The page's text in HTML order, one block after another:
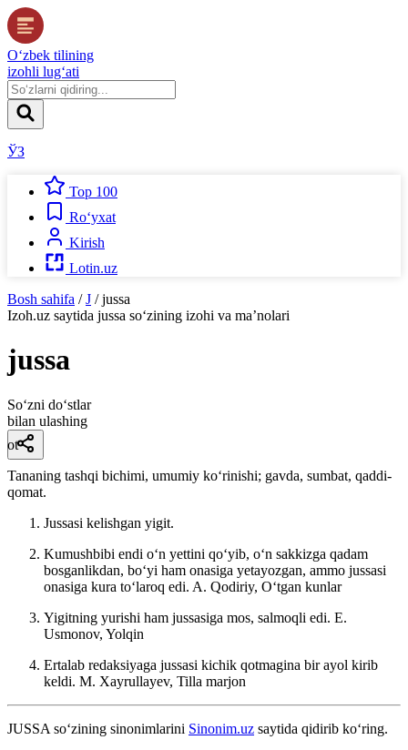
O‘zbek tilining
izohli lug‘ati
ЎЗ
Top 100
Ro‘yxat
Kirish
Lotin.uz
Bosh sahifa / J / jussa
Izoh.uz saytida jussa so‘zining izohi va ma’nolari
jussa
So‘zni do‘stlar
bilan ulashing
ot
Tananing tashqi bichimi, umumiy koʻrinishi; gavda, sumbat, qaddi-
qomat.
Jussasi kelishgan yigit.
Kumushbibi endi oʻn yettini qoʻyib, oʻn sakkizga qadam
bosganlikdan, boʻyi ham onasiga yetayozgan, ammo jussasi
onasiga kura toʻlaroq edi. A. Qodiriy, Oʻtgan kunlar
Yigitning yurishi ham jussasiga mos, salmoqli edi. E.
Usmonov, Yolqin
Ertalab redaksiyaga jussasi kichik qotmagina bir ayol kirib
keldi. M. Xayrullayev, Tilla marjon
JUSSA so‘zining sinonimlarini Sinonim.uz saytida qidirib ko‘ring.